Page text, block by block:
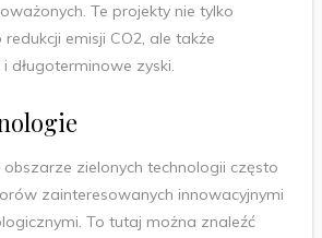
Te projekty nie tylko
emisji CO2, ale także
długoterminowe zyski.
obszarze zielonych technologii często
zainteresowanych innowacyjnymi
To tutaj można znaleźć